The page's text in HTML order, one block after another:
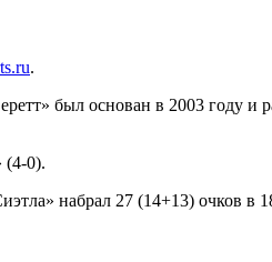
.
был основан в 2003 году и
(4-0).
набрал 27 (14+13) очков в